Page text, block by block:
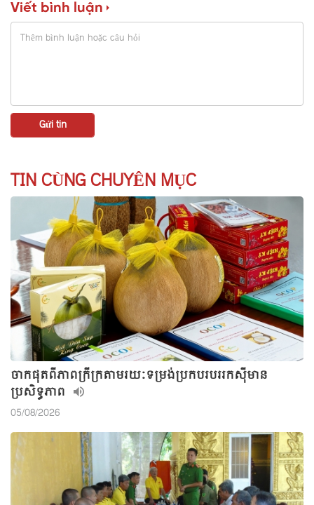
Viết bình luận
TIN CÙNG CHUYÊN MỤC
ចាកផុតពីភាពក្រីក្រតាមរយៈទម្រង់ប្រកបរបររកស៊ីមាន
ប្រសិទ្ធភាព
05/08/2026